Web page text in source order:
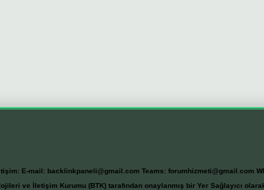
E-mail: backlinkpaneli@gmail.com Teams: forumhizmeti@gmail.com
ve İletişim Kurumu (BTK) tarafından onaylanmış bir Yer Sağlayıcı